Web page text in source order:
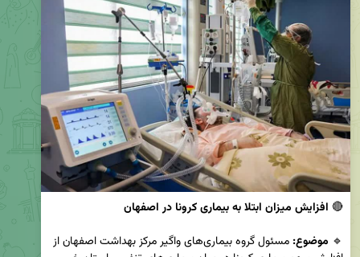
🔴 افزایش میزان ابتلا به بیماری کرونا در اصفهان
🔹 موضوع: